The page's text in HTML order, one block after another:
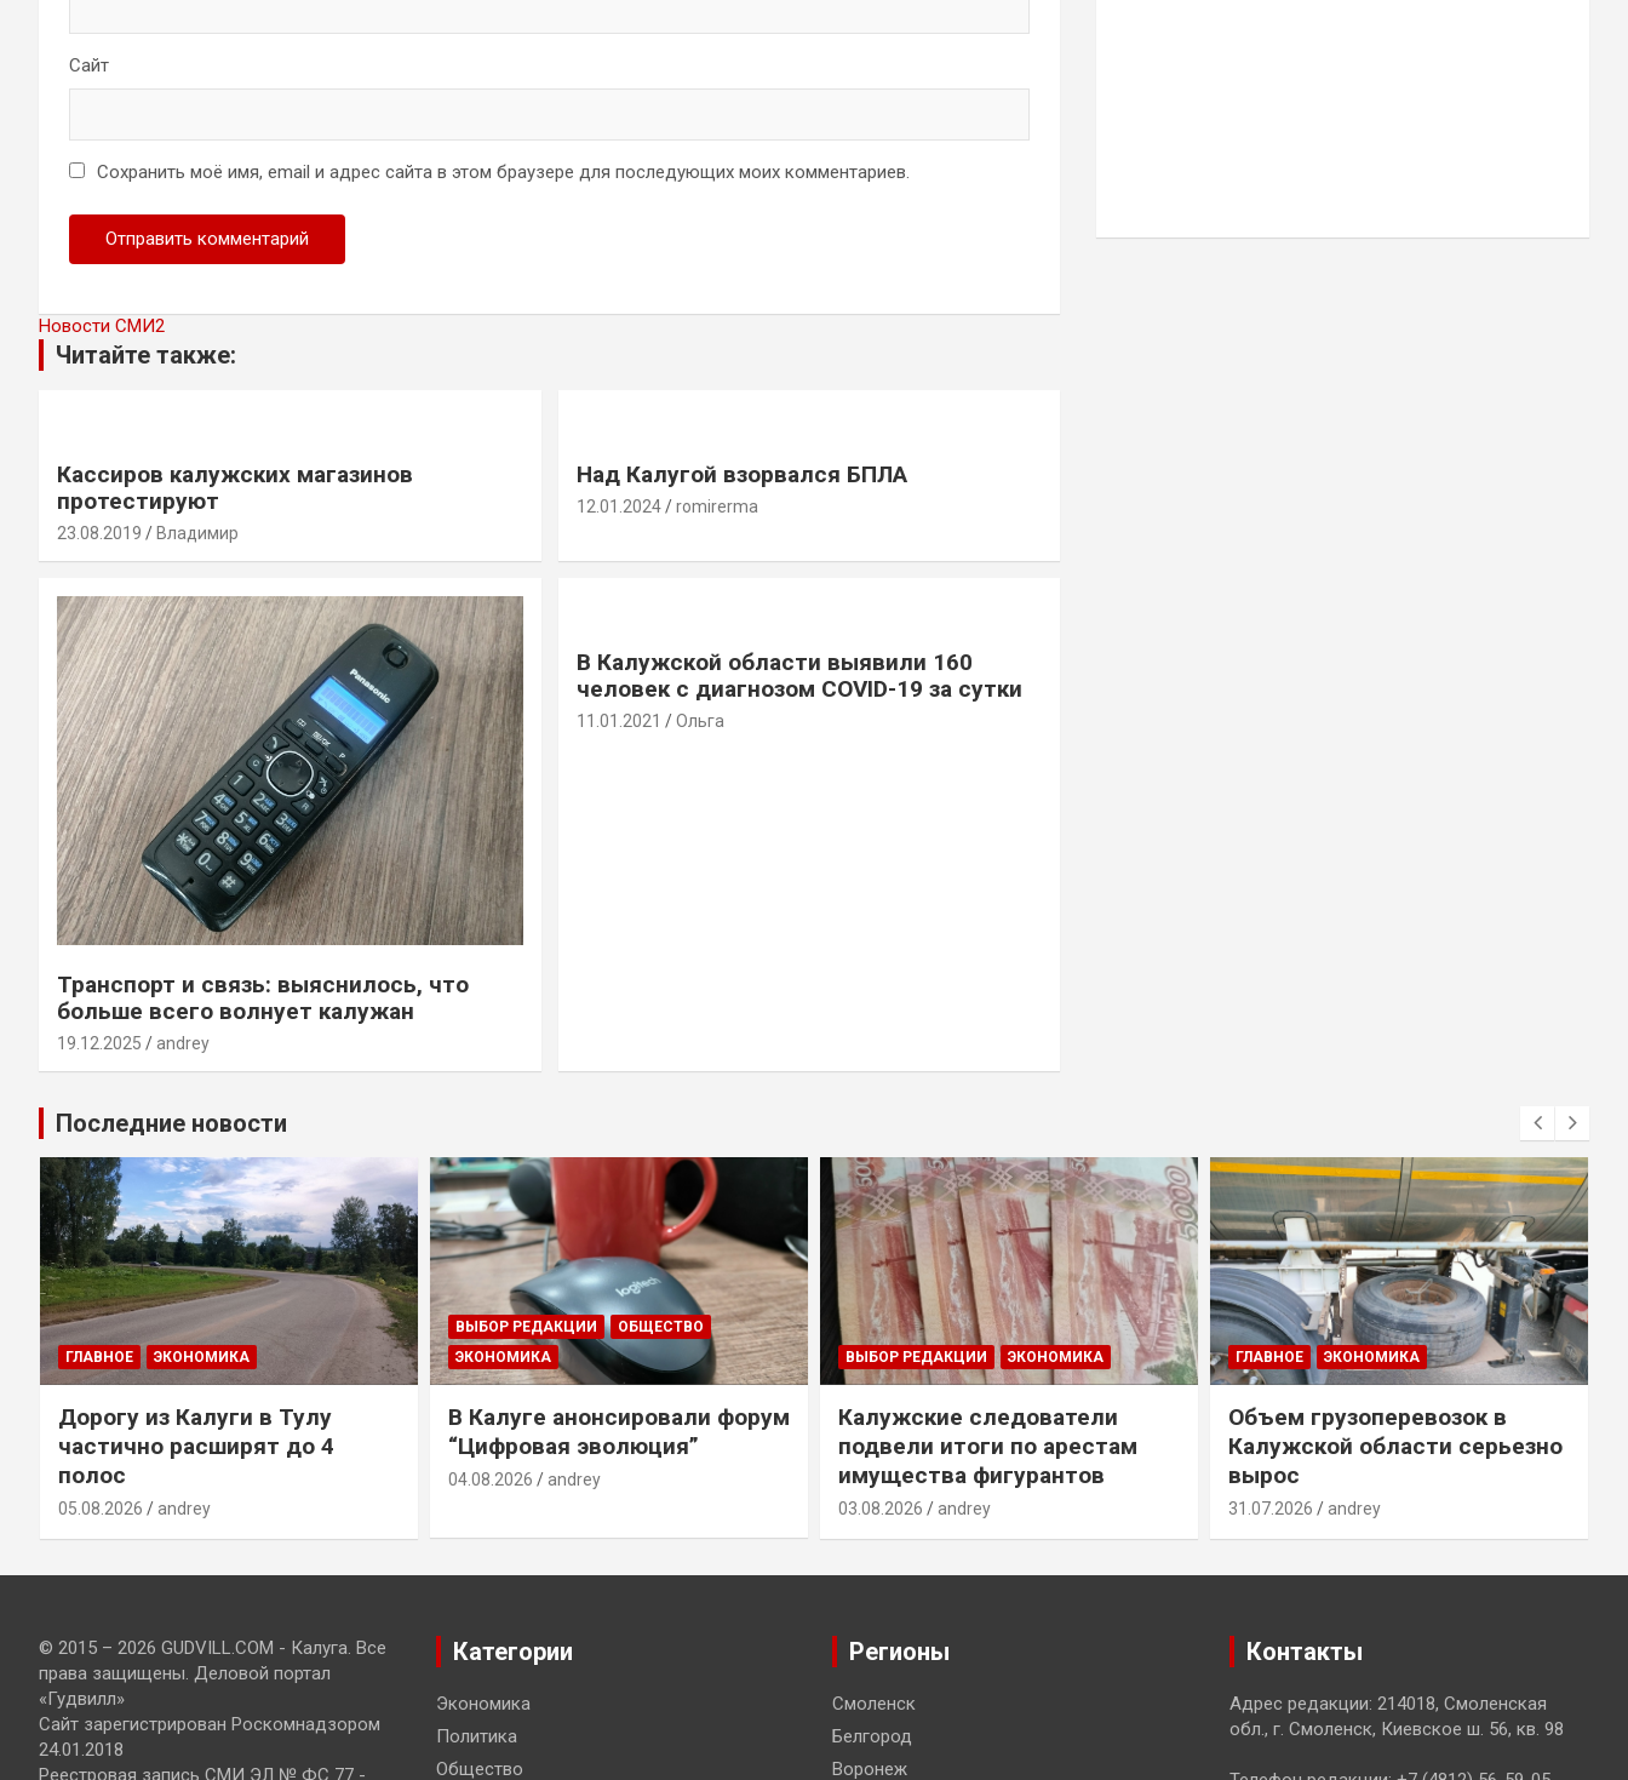
Сайт
Сохранить моё имя, email и адрес сайта в этом браузере для последующих моих комментариев.
Новости СМИ2
Читайте также:
Кассиров калужских магазинов
протестируют
23.08.2019 Владимир
Над Калугой взорвался БПЛА
12.01.2024 romirerma
Транспорт и связь: выяснилось, что
больше всего волнует калужан
19.12.2025 andrey
В Калужской области выявили 160
человек с диагнозом COVID-19 за сутки
11.01.2021 Ольга
Последние новости
ГЛАВНОЕ ЭКОНОМИКА
Дорогу из Калуги в Тулу
частично расширят до 4
полос
05.08.2026 andrey
ВЫБОР РЕДАКЦИИ
ОБЩЕСТВО
ЭКОНОМИКА
В Калуге анонсировали форум
“Цифровая эволюция”
04.08.2026 andrey
ВЫБОР РЕДАКЦИИ ЭКОНОМИКА
Калужские следователи
подвели итоги по арестам
имущества фигурантов
03.08.2026 andrey
ГЛАВНОЕ ЭКОНОМИКА
Объем грузоперевозок в
Калужской области серьезно
вырос
31.07.2026 andrey
© 2015 – 2026 GUDVILL.COM - Калуга. Все
права защищены. Деловой портал
«Гудвилл»
Сайт зарегистрирован Роскомнадзором
24.01.2018
Реестровая запись СМИ ЭЛ № ФС 77 -
Категории
Экономика
Политика
Общество
Регионы
Смоленск
Белгород
Воронеж
Контакты
Адрес редакции: 214018, Смоленская
обл., г. Смоленск, Киевское ш. 56, кв. 98